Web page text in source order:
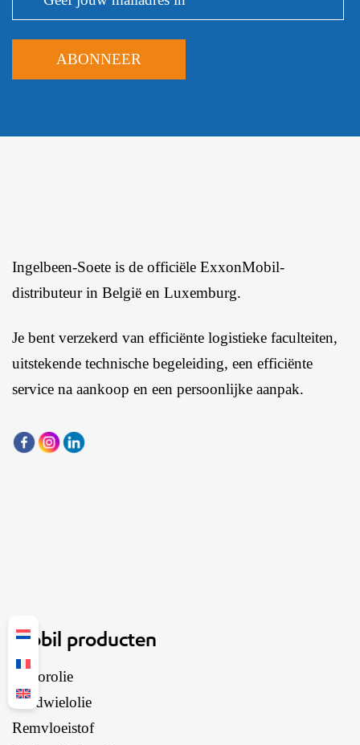
Ingelbeen-Soete is de officiële ExxonMobil-
distributeur in België en Luxemburg.
Je bent verzekerd van efficiënte logistieke faculteiten,
uitstekende technische begeleiding, een efficiënte
service na aankoop en een persoonlijke aanpak.
Mobil producten
Motorolie
Tandwielolie
Remvloeistof